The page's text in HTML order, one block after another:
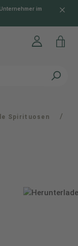
im
Spirituosen /